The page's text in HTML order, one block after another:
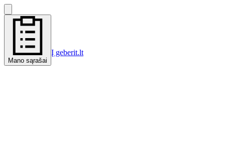
Mano sąrašai
Į geberit.lt